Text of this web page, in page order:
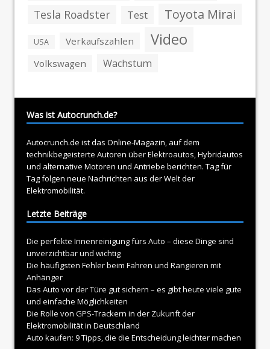
Tesla Roadster
Test Toyota Mirai
USA Verkaufszahlen Video
Volkswagen Wachstum
Was ist Autocrunch.de?
Autocrunch.de ist das Online-Magazin, auf dem
technikbegeisterte Autoren überElektroautos, Hybridautos
und alternative Motoren und Antriebe berichten. Tag für
Tag folgen neue Nachrichten aus der Welt der
Elektromobilität.
Letzte Beiträge
Die perfekte Innenreinigung fürs Auto – diese Dinge sind
unverzichtbar und wichtig
Die häufigsten Fehler beim Fahren und Rangieren mit
Anhänger
Das Auto vor der Türe gut sichern – es gibt heute viele gute
und einfache Möglichkeiten
Die Rolle von GPS-Trackern in der Zukunft der
Elektromobilität in Deutschland
Auto kaufen: 9 Tipps, die die Entscheidung leichter machen